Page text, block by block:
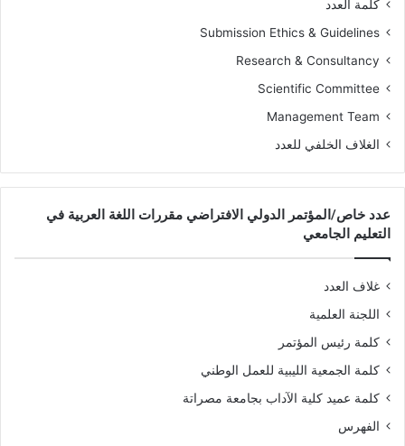
كلمة العدد
Submission Ethics & Guidelines
Research & Consultancy
Scientific Committee
Management Team
الغلاف الخلفي للعدد
عدد خاص/المؤتمر الدولي الافتراضي مقررات اللغة العربية في
التعليم الجامعي
غلاف العدد
اللجنة العلمية
كلمة رئيس المؤتمر
كلمة الجمعية الليبية للعمل الوطني
كلمة عميد كلية الآداب بجامعة مصراتة
الفهرس